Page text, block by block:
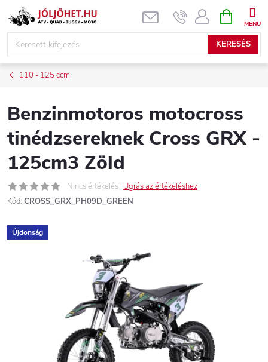
Ugrás
KERESÉS
KOSÁR
110 - 125 ccm
Benzinmotoros motocross
tinédzsereknek Cross GRX -
125cm3 Zöld
Nincs értékelés Ugrás az értékeléshez
Kód: CROSS_GRX_PH09D_GREEN
Újdonság